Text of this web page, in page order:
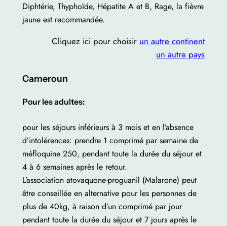
Diphtérie, Thyphoïde, Hépatite A et B, Rage, la fièvre
jaune est recommandée.
Cliquez ici pour choisir un autre continent
un autre pays
Cameroun
Pour les adultes:
pour les séjours inférieurs à 3 mois et en l’absence
d’intolérences: prendre 1 comprimé par semaine de
méfloquine 250, pendant toute la durée du séjour et
4 à 6 semaines après le retour.
L’association atovaquone-proguanil (Malarone) peut
être conseillée en alternative pour les personnes de
plus de 40kg, à raison d’un comprimé par jour
pendant toute la durée du séjour et 7 jours après le